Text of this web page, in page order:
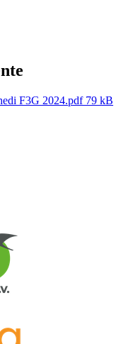
F3G 2024.pdf 79 kB